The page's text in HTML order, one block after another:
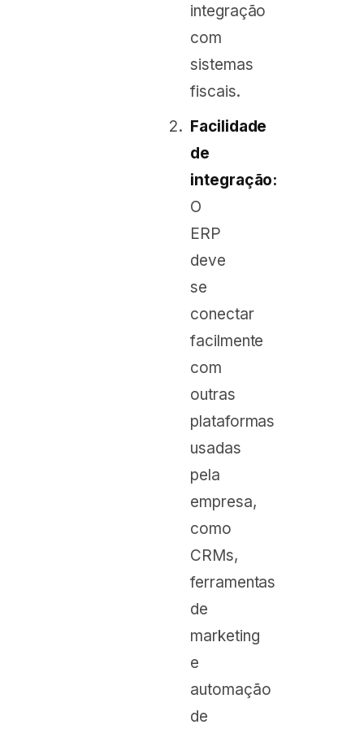
integração
com
sistemas
fiscais.
Facilidade
de
integração:
O
ERP
deve
se
conectar
facilmente
com
outras
plataformas
usadas
pela
empresa,
como
CRMs,
ferramentas
de
marketing
e
automação
de